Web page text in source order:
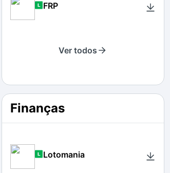
FRP
Ver todos
Finanças
Lotomania